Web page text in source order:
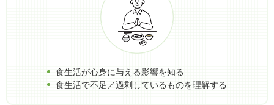
食生活が心身に与える影響を知る
食生活で不足／過剰しているものを理解する